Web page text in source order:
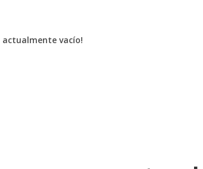
actualmente vacío!